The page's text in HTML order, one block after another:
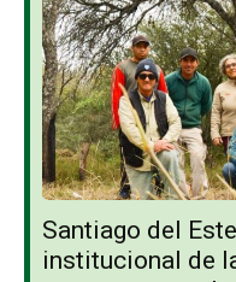
Santiago del
institucional de